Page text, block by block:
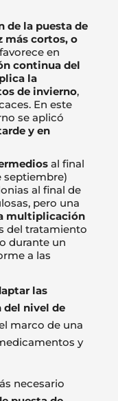
de la puesta de
más cortos, o
en
continua del
la
de invierno,
En este
se aplicó
y en
al final
septiembre)
al final de
pero una
multiplicación
del tratamiento
durante un
a las
las
del nivel de
marco de una
y
necesario